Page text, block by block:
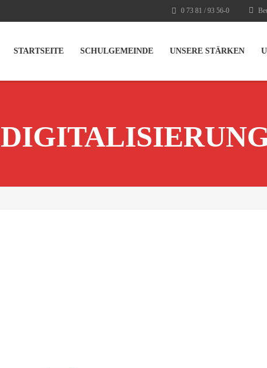
0 73 81 / 93 56-0
STARTSEITE SCHULGEMEINDE UNSERE STÄRKEN